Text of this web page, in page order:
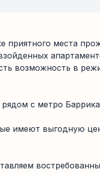
приятного места
возможность в
с метро
имеют выгодную